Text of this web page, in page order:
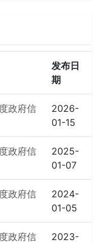
发布日
期
政府信
2026-
01-15
政府信
2025-
01-07
政府信
2024-
01-05
政府信
2023-